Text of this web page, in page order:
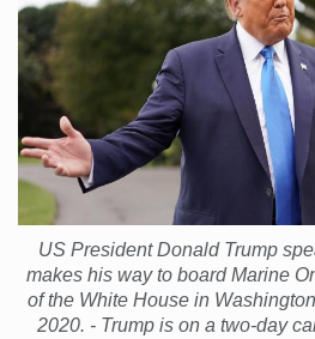
US President Donald Trump
makes his way to board Marine
of the White House in
2020. - Trump is on a two-day